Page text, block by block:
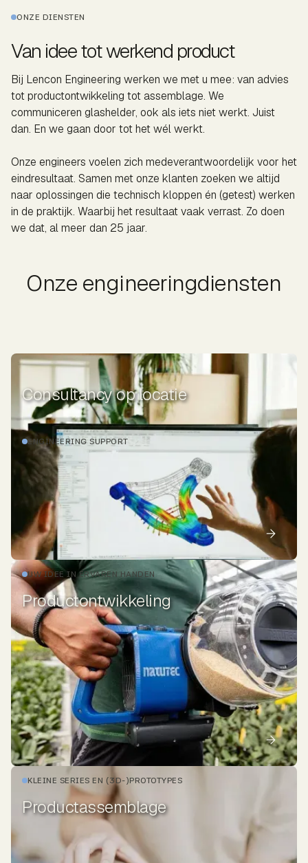
ONZE DIENSTEN
Van idee tot werkend product
Bij Lencon Engineering werken we met u mee: van advies
tot productontwikkeling tot assemblage. We
communiceren glashelder, ook als iets niet werkt. Juist
dan. En we gaan door tot het wél werkt.
Onze engineers voelen zich medeverantwoordelijk voor het
eindresultaat. Samen met onze klanten zoeken we altijd
naar oplossingen die technisch kloppen én (getest) werken
in de praktijk. Waarbij het resultaat vaak verrast. Zo doen
we dat, al meer dan 25 jaar.
Onze engineeringdiensten
ENGINEERING SUPPORT
Consultancy op locatie
UW IDEE IN ERVAREN HANDEN
Productontwikkeling
KLEINE SERIES EN (3D-)PROTOTYPES
Productassemblage